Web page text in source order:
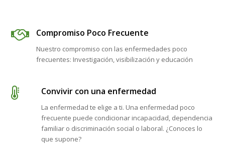
Compromiso Poco Frecuente
Nuestro compromiso con las enfermedades poco
frecuentes: Investigación, visibilización y educación
Convivir con una enfermedad
La enfermedad te elige a ti. Una enfermedad poco
frecuente puede condicionar incapacidad, dependencia
familiar o discriminación social o laboral. ¿Conoces lo
que supone?